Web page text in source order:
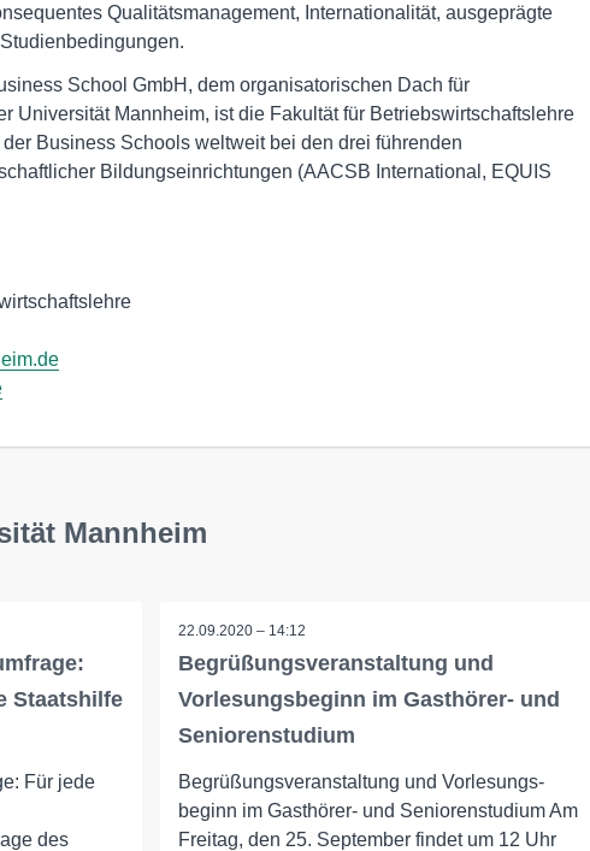
Qualitätsmanagement, Internationalität, ausgeprägte
School GmbH, dem organisatorischen Dach für
Universität Mannheim, ist die Fakultät für Betriebswirtschaftslehre
Business Schools weltweit bei den drei führenden
Bildungseinrichtungen (AACSB International, EQUIS
Mannheim
Staatshilfe
Für jede
des
22.09.2020 – 14:12
Begrüßungsveranstaltung und
Vorlesungsbeginn im Gasthörer- und
Seniorenstudium
Begrüßungs­veranstaltung und Vorlesungs­
beginn im Gasthörer- und Seniorenstudium Am
Freitag, den 25. September findet um 12 Uhr